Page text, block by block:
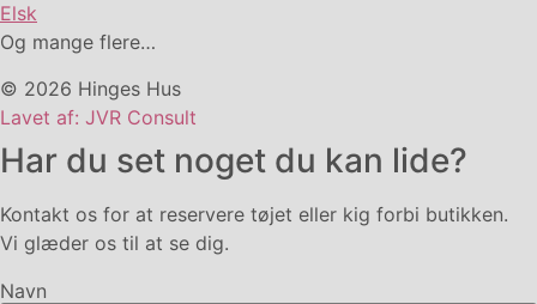
Elsk
Og mange flere…
© 2026 Hinges Hus
Lavet af: JVR Consult
Har du set noget du kan lide?
Kontakt os for at reservere tøjet eller kig forbi butikken.
Vi glæder os til at se dig.
Navn